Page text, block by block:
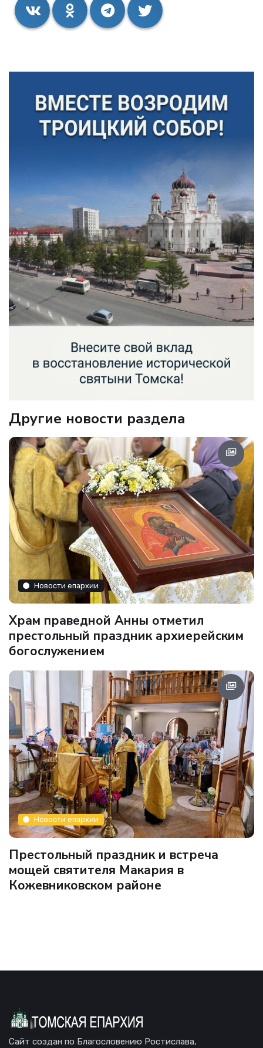
Другие новости раздела
Новости епархии
Храм праведной Анны отметил
престольный праздник архиерейским
богослужением
Новости епархии
Престольный праздник и встреча
мощей святителя Макария в
Кожевниковском районе
Сайт создан по Благословению Ростислава,